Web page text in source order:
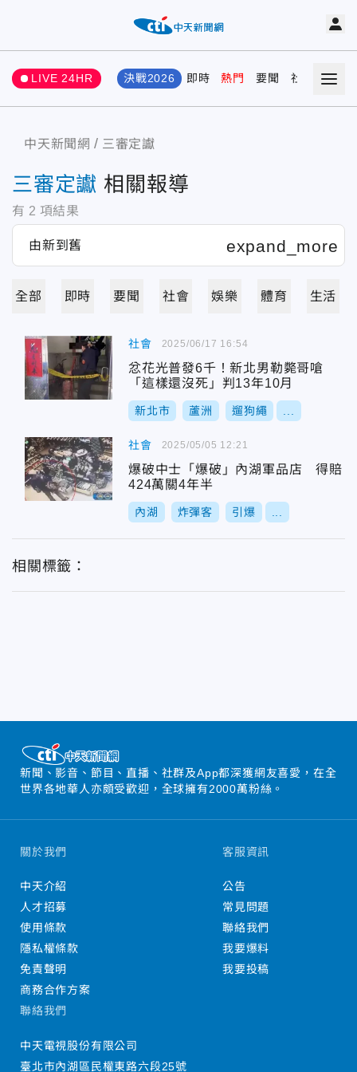
LIVE 24HR 決戰2026 即時 熱門 要聞 社會 娛樂
中天新聞網 三審定讞
三審定讞 相關報導
有 2 項結果
全部 即時 要聞 社會 娛樂 體育 生活
社會
忿花光普發6千！新北男勒斃哥嗆
「這樣還沒死」判13年10月
新北市 蘆洲 遛狗繩
2025/06/17 16:54
社會
爆破中士「爆破」內湖軍品店 得賠
424萬關4年半
內湖 炸彈客 引爆
2025/05/05 12:21
相關標籤：
新聞、影音、節目、直播、社群及App都深獲網友喜愛，在全
世界各地華人亦頗受歡迎，全球擁有2000萬粉絲。
關於我們
中天介紹
人才招募
使用條款
隱私權條款
免責聲明
商務合作方案
客服資訊
公告
常見問題
聯絡我們
我要爆料
我要投稿
聯絡我們
中天電視股份有限公司
臺北市內湖區民權東路六段25號